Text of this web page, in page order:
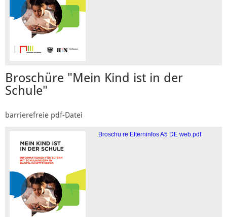
Broschüre "Mein Kind ist in der
Schule"
barrierefreie pdf-Datei
Broschu re Elterninfos A5 DE web.pdf